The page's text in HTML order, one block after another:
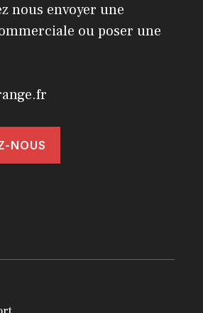
nous envoyer une
ou poser une
NOUS